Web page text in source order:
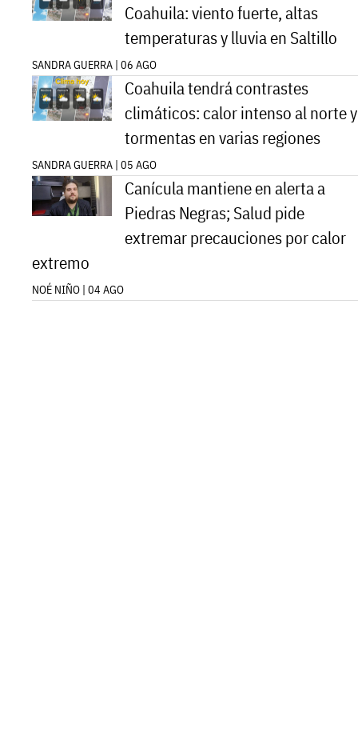
Coahuila: viento fuerte, altas
temperaturas y lluvia en Saltillo
SANDRA GUERRA | 06 AGO
Coahuila tendrá contrastes
climáticos: calor intenso al norte y
tormentas en varias regiones
SANDRA GUERRA | 05 AGO
Canícula mantiene en alerta a
Piedras Negras; Salud pide
extremar precauciones por calor
extremo
NOÉ NIÑO | 04 AGO